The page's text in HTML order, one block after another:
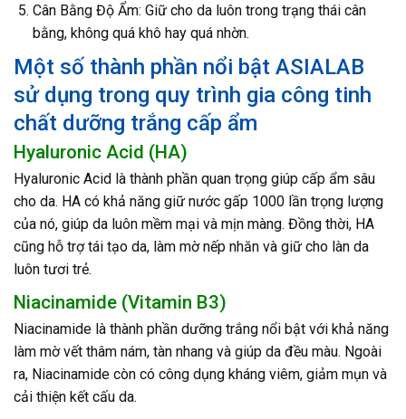
Cân Bằng Độ Ẩm: Giữ cho da luôn trong trạng thái cân
bằng, không quá khô hay quá nhờn.
Một số thành phần nổi bật ASIALAB
sử dụng trong quy trình gia công tinh
chất dưỡng trắng cấp ẩm
Hyaluronic Acid (HA)
Hyaluronic Acid là thành phần quan trọng giúp cấp ẩm sâu
cho da. HA có khả năng giữ nước gấp 1000 lần trọng lượng
của nó, giúp da luôn mềm mại và mịn màng. Đồng thời, HA
cũng hỗ trợ tái tạo da, làm mờ nếp nhăn và giữ cho làn da
luôn tươi trẻ.
Niacinamide (Vitamin B3)
Niacinamide là thành phần dưỡng trắng nổi bật với khả năng
làm mờ vết thâm nám, tàn nhang và giúp da đều màu. Ngoài
ra, Niacinamide còn có công dụng kháng viêm, giảm mụn và
cải thiện kết cấu da.